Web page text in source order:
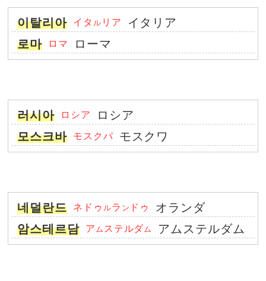
이탈리아 イタ ル リア
イタリア
로마
ロマ ローマ
러시아 ロシア
ロシア
모스크바
モスクバ モスクワ
네덜란드 ネドゥ ルラ ン ドゥ
オランダ
암스테르담
ア ム ステルダム アムステルダム